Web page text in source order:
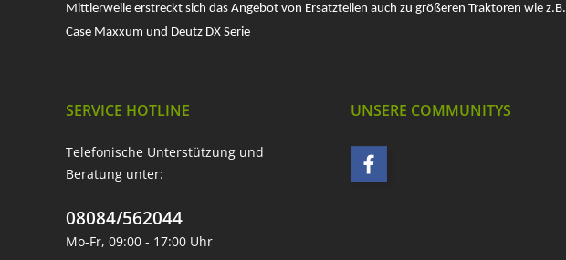
Mittlerweile erstreckt sich das Angebot von Ersatzteilen auch zu größeren Traktoren wie z.B.
Case Maxxum und Deutz DX Serie
SERVICE HOTLINE
Telefonische Unterstützung und
Beratung unter:
08084/562044
Mo-Fr, 09:00 - 17:00 Uhr
UNSERE COMMUNITYS